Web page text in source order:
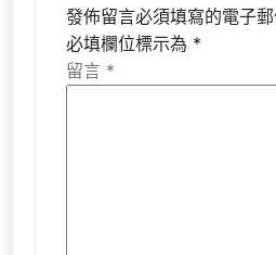
發佈留言必須填寫的電子
必填欄位標示為 *
留言 *